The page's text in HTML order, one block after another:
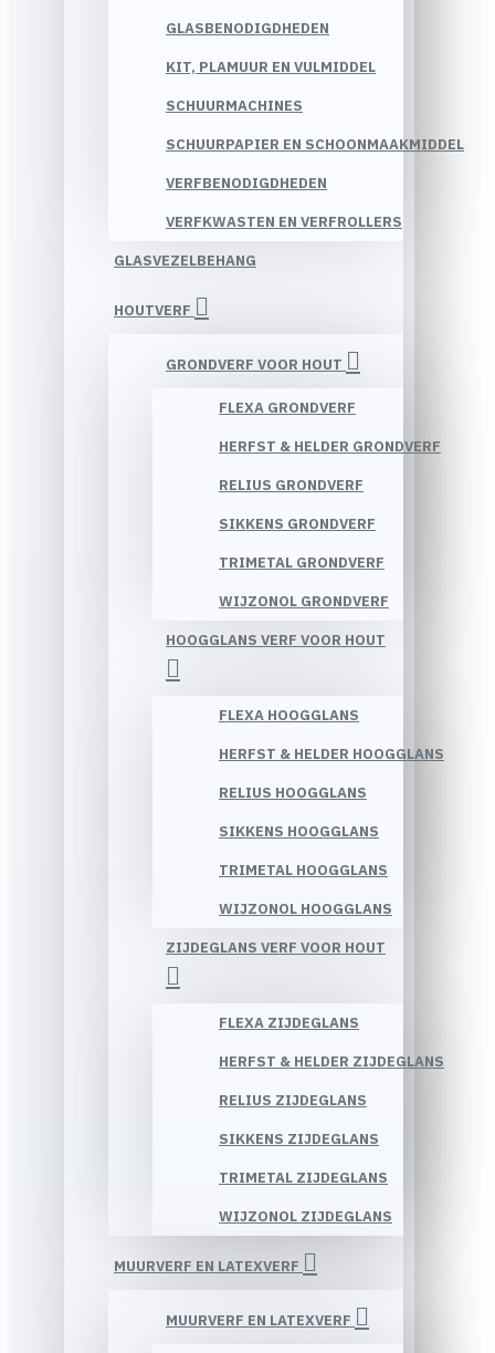
GLASBENODIGDHEDEN
KIT, PLAMUUR EN VULMIDDEL
SCHUURMACHINES
SCHUURPAPIER EN SCHOONMAAKMIDDEL
VERFBENODIGDHEDEN
VERFKWASTEN EN VERFROLLERS
GLASVEZELBEHANG
HOUTVERF
GRONDVERF VOOR HOUT
FLEXA GRONDVERF
HERFST & HELDER GRONDVERF
RELIUS GRONDVERF
SIKKENS GRONDVERF
TRIMETAL GRONDVERF
WIJZONOL GRONDVERF
HOOGGLANS VERF VOOR HOUT
FLEXA HOOGGLANS
HERFST & HELDER HOOGGLANS
RELIUS HOOGGLANS
SIKKENS HOOGGLANS
TRIMETAL HOOGGLANS
WIJZONOL HOOGGLANS
ZIJDEGLANS VERF VOOR HOUT
FLEXA ZIJDEGLANS
HERFST & HELDER ZIJDEGLANS
RELIUS ZIJDEGLANS
SIKKENS ZIJDEGLANS
TRIMETAL ZIJDEGLANS
WIJZONOL ZIJDEGLANS
MUURVERF EN LATEXVERF
MUURVERF EN LATEXVERF